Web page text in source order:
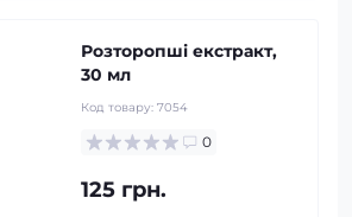
Розторопші екстракт,
30 мл
Код товару: 7054
0
125 грн.